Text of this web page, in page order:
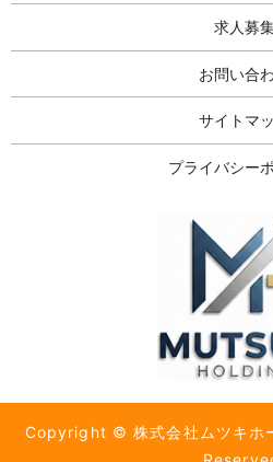
求人募
お問い合
サイトマ
プライバシー
Copyright © 株式会社ムツキホ